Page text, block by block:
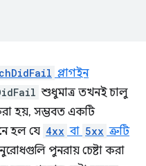
প্লাগইন
শুধুমাত্র তখনই চালু
হয়, সম্ভবত একটি
হল যে 4xx বা 5xx ত্রুটি
পুনরায় চেষ্টা করা